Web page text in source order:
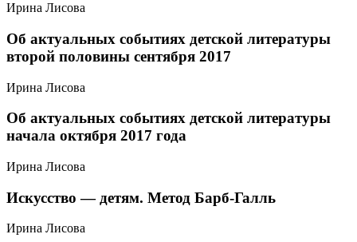
Ирина Лисова
​Об актуальных событиях детской литературы
второй половины сентября 2017
Ирина Лисова
​Об актуальных событиях детской литературы
начала октября 2017 года
Ирина Лисова
​Искусство — детям. Метод Барб-Галль
Ирина Лисова